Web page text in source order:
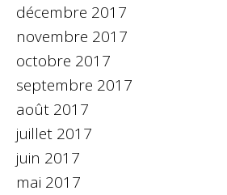
décembre 2017
novembre 2017
octobre 2017
septembre 2017
août 2017
juillet 2017
juin 2017
mai 2017